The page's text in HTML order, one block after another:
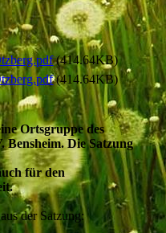
(414.64KB)
(414.64KB)
Ortsgruppe des
Bensheim. Die Satzung
für den
der Satzung: